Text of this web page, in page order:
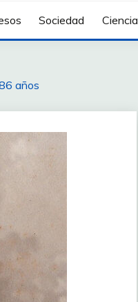
Sociedad Ciencia
años